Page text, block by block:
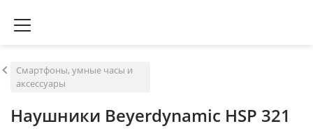
Смартфоны, умные часы и
аксессуары
Наушники Beyerdynamic HSP 321